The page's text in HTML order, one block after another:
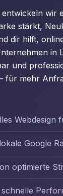
entwickeln wir
stärkt,
dir hilft,
in
und
für mehr
Webdesign
Google
optimierte